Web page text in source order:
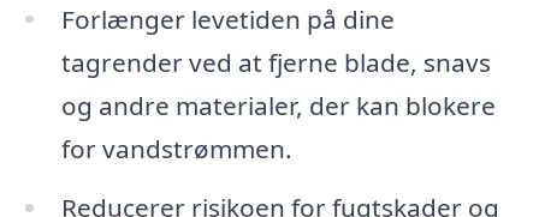
Forlænger levetiden på dine
tagrender ved at fjerne blade, snavs
og andre materialer, der kan blokere
for vandstrømmen.
Reducerer risikoen for fugtskader og